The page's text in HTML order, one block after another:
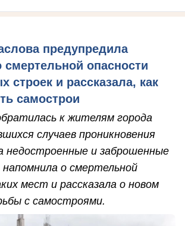
предупредила
смертельной опасности
строек и рассказала, как
самострои
к жителям города
случаев проникновения
недостроенные и заброшенные
о смертельной
мест и рассказала о новом
с самостроями.